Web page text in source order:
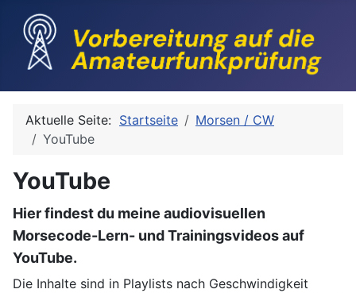
Aktuelle Seite: Startseite
Morsen / CW
YouTube
YouTube
Hier findest du meine audiovisuellen
Morsecode-Lern- und Trainingsvideos auf
YouTube.
Die Inhalte sind in Playlists nach Geschwindigkeit